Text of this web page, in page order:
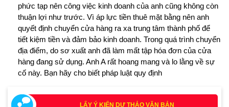
phức tạp nên công việc kinh doanh của anh cũng không còn
thuận lợi như trước. Vì áp lực tiền thuê mặt bằng nên anh
quyết định chuyển cửa hàng ra xa trung tâm thành phố để
tiết kiệm tiền và đảm bảo kinh doanh. Trong quá trình chuyển
địa điểm, do sơ xuất anh đã làm mất tập hóa đơn của cửa
hàng đang sử dụng. Anh A rất hoang mang và lo lằng về sự
cố này. Bạn hãy cho biết pháp luật quy định
LẤY Ý KIẾN DỰ THẢO VĂN BẢN